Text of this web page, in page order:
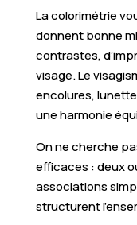
La colorimétrie
donnent bonne
contrastes,
visage. Le
encolures,
une harmonie
On ne cherche
efficaces : deux
associations
structurent